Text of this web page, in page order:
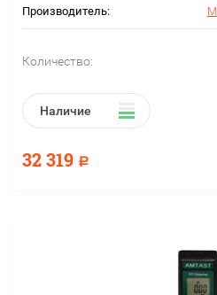
Производитель:
Количество:
Наличие
32 319 Р